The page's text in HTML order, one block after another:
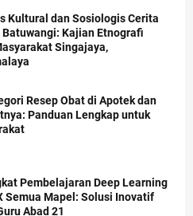
Kultural dan Sosiologis Cerita
Batuwangi: Kajian Etnografi
Singajaya,
Resep Obat di Apotek dan
Panduan Lengkap untuk
Pembelajaran Deep Learning
Semua Mapel: Solusi Inovatif
Abad 21